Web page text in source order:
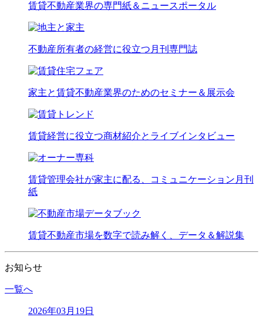
賃貸不動産業界の専門紙＆ニュースポータル
不動産所有者の経営に役立つ月刊専門誌
家主と賃貸不動産業界のためのセミナー＆展示会
賃貸経営に役立つ商材紹介とライブインタビュー
賃貸管理会社が家主に配る、コミュニケーション月刊
紙
賃貸不動産市場を数字で読み解く、データ＆解説集
お知らせ
一覧へ
2026年03月19日